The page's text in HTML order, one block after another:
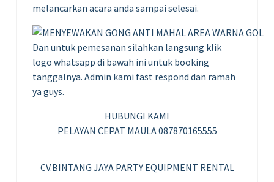
melancarkan acara anda sampai selesai.
Dan untuk pemesanan silahkan langsung klik
logo whatsapp di bawah ini untuk booking
tanggalnya. Admin kami fast respond dan ramah
ya guys.
HUBUNGI KAMI
PELAYAN CEPAT MAULA 087870165555
CV.BINTANG JAYA PARTY EQUIPMENT RENTAL